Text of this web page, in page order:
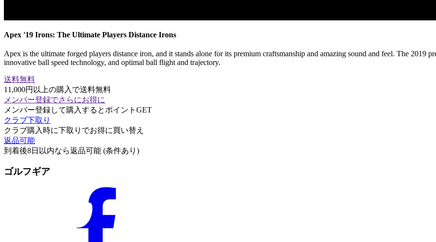
Apex '19 Irons: The Ultimate Players Distance Irons
Apex is the ultimate forged players distance iron, and it stands alone for its premium craftsmanship and amazing sound and feel. The 2019
innovative ball speed technology, and optimal ball flight and trajectory.
送料無料
11,000円以上の購入で送料無料
メンバー登録でさらにお得に
メンバー登録して購入するとポイントGET
クラブ下取り
クラブ購入時に下取りでお得に買い替え
返品可能
到着後8日以内なら返品可能 (条件あり)
ゴルフギア